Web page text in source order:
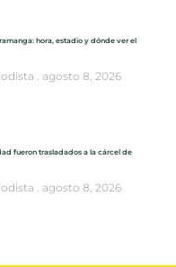
hora, estadio y dónde ver el
agosto 8, 2026
fueron trasladados a la cárcel de
agosto 8, 2026